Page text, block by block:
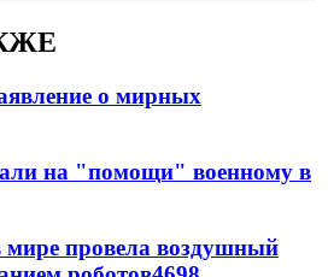
о мирных
на "помощи" военному в
провела воздушный